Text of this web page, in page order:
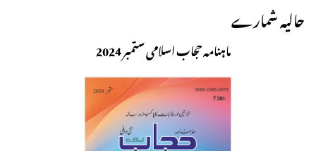
حالیہ شمارے
ماہنامہ حجاب اسلامی ستمبر 2024